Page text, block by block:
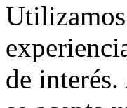
de